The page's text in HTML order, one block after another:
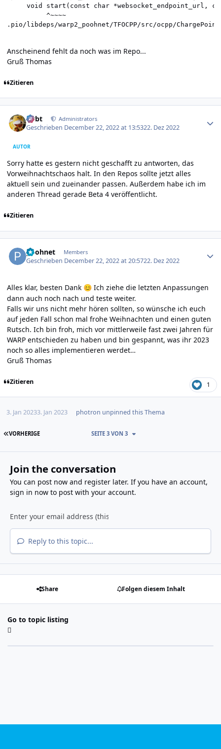
void start(const char *websocket_endpoint_url,
          ^~~~~
.pio/libdeps/warp2_poohnet/TFOCPP/src/ocpp/
Anscheinend fehlt da noch was im Repo...
Gruß Thomas
Zitieren
rtrbt Administrators
Geschrieben December 22, 2022 at 13:5322. Dez 2022
AUTOR
Sorry hatte es gestern nicht geschafft zu antworten, das
Vorweihnachtschaos halt. In den Repos sollte jetzt alles
aktuell sein und zueinander passen. Außerdem habe ich im
anderen Thread gerade Beta 4 veröffentlicht.
Zitieren
poohnet Members
Geschrieben December 22, 2022 at 20:5722. Dez 2022
Alles klar, besten Dank 😊 Ich ziehe die letzten Anpassungen
dann auch noch nach und teste weiter.
Falls wir uns nicht mehr hören sollten, so wünsche ich euch
auf jeden Fall schon mal frohe Weihnachten und einen guten
Rutsch. Ich bin froh, mich vor mittlerweile fast zwei Jahren für
WARP entschieden zu haben und bin gespannt, was ihr 2023
noch so alles implementieren werdet…
Gruß Thomas
Zitieren 1
3. Jan 20233. Jan 2023 photron unpinned this Thema
ERSTE SEITE
VORHERIGE SEITE 3 VON 3
Join the conversation
You can post now and register later. If you have an account,
sign in nowto post with your account.
Reply to this topic...
Share Folgen diesem Inhalt
Go to topic listing